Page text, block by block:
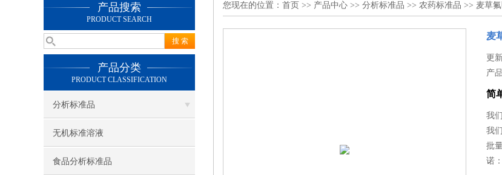
产品搜索
PRODUCT SEARCH
产品分类
PRODUCT CLASSIFICATION
分析标准品
无机标准溶液
食品分析标准品
您现在的位置： 首页 >> 产品中心 >> 分析标准品 >> 农药标准品 >> 麦草
麦
更
产
简
我
我
批
诺